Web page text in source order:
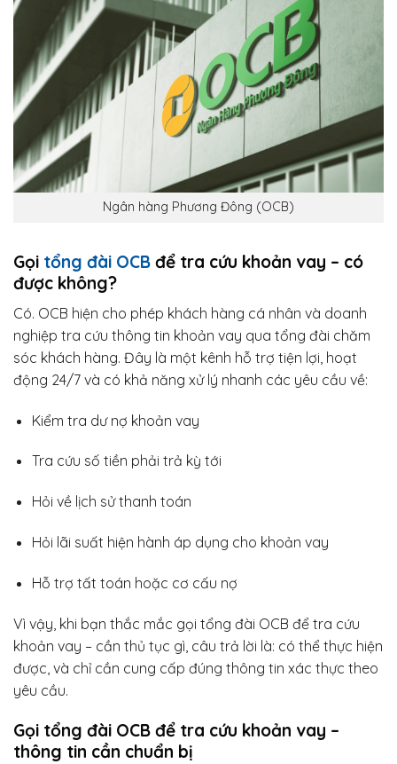
Ngân hàng Phương Đông (OCB)
Gọi tổng đài OCB để tra cứu khoản vay – có
được không?
Có. OCB hiện cho phép khách hàng cá nhân và doanh
nghiệp tra cứu thông tin khoản vay qua tổng đài chăm
sóc khách hàng. Đây là một kênh hỗ trợ tiện lợi, hoạt
động 24/7 và có khả năng xử lý nhanh các yêu cầu về:
Kiểm tra dư nợ khoản vay
Tra cứu số tiền phải trả kỳ tới
Hỏi về lịch sử thanh toán
Hỏi lãi suất hiện hành áp dụng cho khoản vay
Hỗ trợ tất toán hoặc cơ cấu nợ
Vì vậy, khi bạn thắc mắc gọi tổng đài OCB để tra cứu
khoản vay – cần thủ tục gì, câu trả lời là: có thể thực hiện
được, và chỉ cần cung cấp đúng thông tin xác thực theo
yêu cầu.
Gọi tổng đài OCB để tra cứu khoản vay –
thông tin cần chuẩn bị